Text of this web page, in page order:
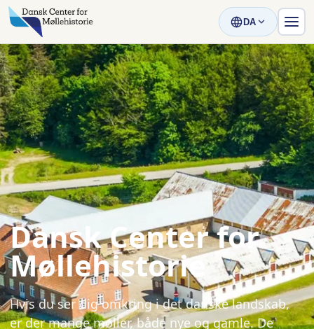
DA
Dansk Center for
Møllehistorie
Hvis du ser dig omkring i det danske landskab,
er der mange møller, både nye og gamle. De